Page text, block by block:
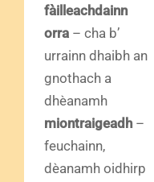
fàilleachdainn
orra – cha b’
urrainn dhaibh an
gnothach a
dhèanamh
miontraigeadh –
feuchainn,
dèanamh oidhirp